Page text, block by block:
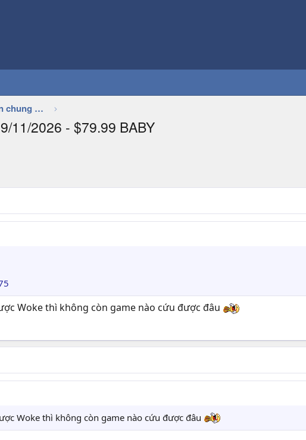
Tin tức - Giới thiệu - Thảo luận chung về game
11/2026 - $79.99 BABY
Woke thì không còn game nào cứu được đâu
Woke thì không còn game nào cứu được đâu